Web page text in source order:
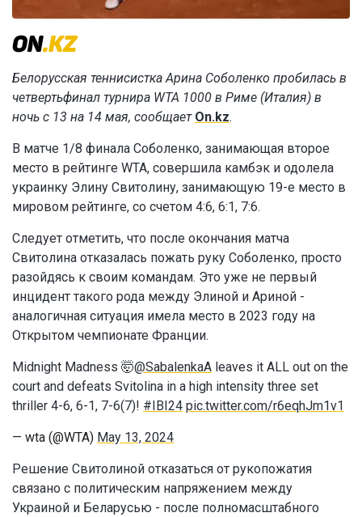
Белорусская теннисистка Арина Соболенко пробилась в
четвертьфинал турнира WTA 1000 в Риме (Италия) в
ночь с 13 на 14 мая, сообщает On.kz.
В матче 1/8 финала Соболенко, занимающая второе
место в рейтинге WTA, совершила камбэк и одолела
украинку Элину Свитолину, занимающую 19-е место в
мировом рейтинге, со счетом 4:6, 6:1, 7:6.
Следует отметить, что после окончания матча
Свитолина отказалась пожать руку Соболенко, просто
разойдясь к своим командам. Это уже не первый
инцидент такого рода между Элиной и Ариной -
аналогичная ситуация имела место в 2023 году на
Открытом чемпионате Франции.
Midnight Madness 🤯@SabalenkaA leaves it ALL out on the
court and defeats Svitolina in a high intensity three set
thriller 4-6, 6-1, 7-6(7)! #IBI24 pic.twitter.com/r6eqhJm1v1
— wta (@WTA) May 13, 2024
Решение Свитолиной отказаться от рукопожатия
связано с политическим напряжением между
Украиной и Беларусью - после полномасштабного